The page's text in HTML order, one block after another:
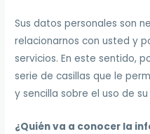
Sus datos personales son
relacionarnos con usted y
servicios. En este sentido,
serie de casillas que le
y sencilla sobre el uso de
¿Quién va a conocer la